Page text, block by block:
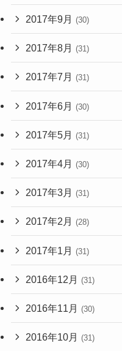
2017年9月 (30)
2017年8月 (31)
2017年7月 (31)
2017年6月 (30)
2017年5月 (31)
2017年4月 (30)
2017年3月 (31)
2017年2月 (28)
2017年1月 (31)
2016年12月 (31)
2016年11月 (30)
2016年10月 (31)